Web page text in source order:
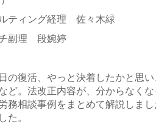
ティング経理 佐々木緑
理 段婉婷
復活、やっと決着したかと思
ど。法改正内容が、分からなく
務相談事例をまとめて解説しま
た。